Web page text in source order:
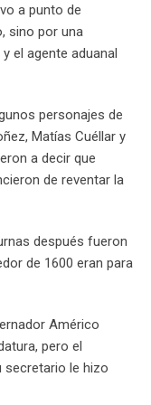
a punto de
sino por una
el agente aduanal
personajes de
Matías Cuéllar y
a decir que
de reventar la
después fueron
de 1600 eran para
Américo
pero el
secretario le hizo